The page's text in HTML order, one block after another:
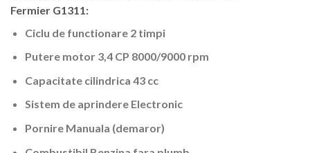
Fermier G1311:
Ciclu de functionare 2 timpi
Putere motor 3,4 CP 8000/9000 rpm
Capacitate cilindrica 43 cc
Sistem de aprindere Electronic
Pornire Manuala (demaror)